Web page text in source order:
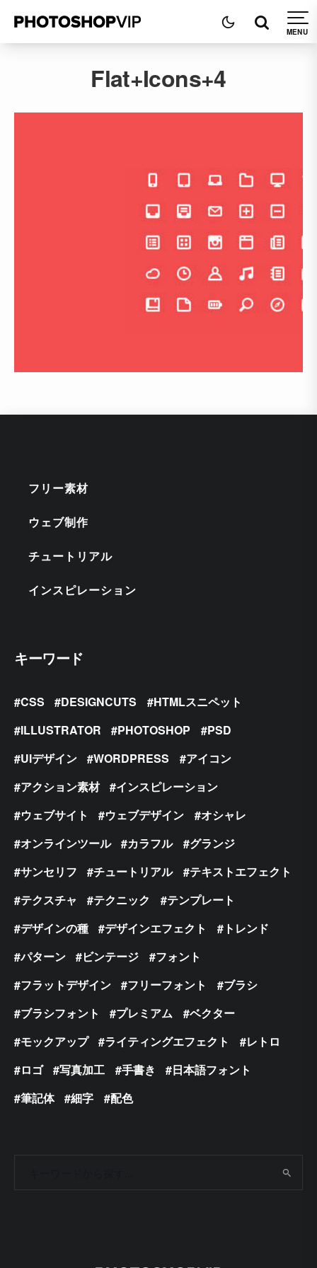
Flat+Icons+4
フリー素材
ウェブ制作
チュートリアル
インスピレーション
キーワード
CSS DESIGNCUTS
HTMLスニペット
ILLUSTRATOR
PHOTOSHOP
PSD
UIデザイン
WORDPRESS
アイコン
アクション素材
インスピレーション
ウェブサイト
ウェブデザイン
オシャレ
オンラインツール
カラフル
グランジ
サンセリフ
チュートリアル
テキストエフェクト
テクスチャ
テクニック
テンプレート
デザインの種
デザインエフェクト
トレンド
パターン
ビンテージ
フォント
フラットデザイン
フリーフォント
ブラシ
ブラシフォント
プレミアム
ベクター
モックアップ
ライティングエフェクト
レトロ
ロゴ
写真加工 手書き
日本語フォント
筆記体
細字 配色